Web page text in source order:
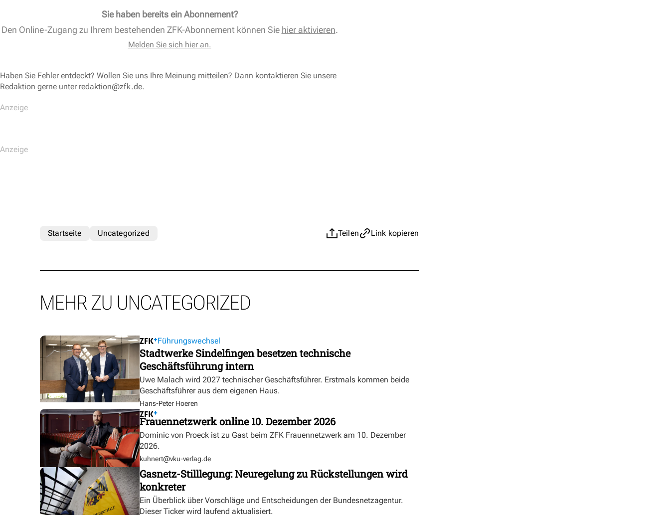
Sie haben bereits ein Abonnement?
Den Online-Zugang zu Ihrem bestehenden ZFK-Abonnement können Sie hier aktivieren.
Melden Sie sich hier an.
Haben Sie Fehler entdeckt? Wollen Sie uns Ihre Meinung mitteilen? Dann kontaktieren Sie unsere
Redaktion gerne unter redaktion@zfk.de.
Teilen Link kopieren
Startseite Uncategorized
MEHR ZU UNCATEGORIZED
Führungswechsel
Stadtwerke Sindelfingen besetzen technische
Geschäftsführung intern
Uwe Malach wird 2027 technischer Geschäftsführer. Erstmals kommen beide
Geschäftsführer aus dem eigenen Haus.
Hans-Peter Hoeren
Frauennetzwerk online 10. Dezember 2026
Dominic von Proeck ist zu Gast beim ZFK Frauennetzwerk am 10. Dezember
2026.
kuhnert@vku-verlag.de
Gasnetz-Stilllegung: Neuregelung zu Rückstellungen wird
konkreter
Ein Überblick über Vorschläge und Entscheidungen der Bundesnetzagentur.
Dieser Ticker wird laufend aktualisiert.